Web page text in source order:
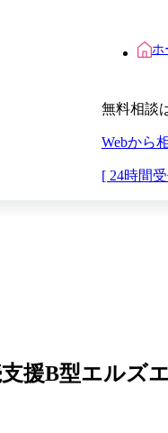
ホ
無料相談
Webから
[ 24時間
援B型エルズ